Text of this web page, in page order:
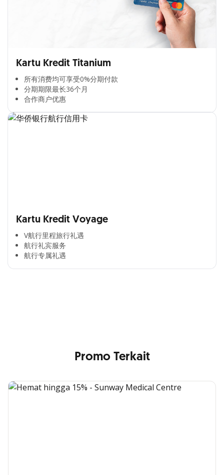
Kartu Kredit Titanium
所有消费均可享受0%分期付款​
分期期限最长36个月​
合作商户优惠​
Kartu Kredit Voyage
V航行里程旅行礼遇
航行礼宾服务
航行专属礼遇
Cross Selling Banner Global
Promo Terkait